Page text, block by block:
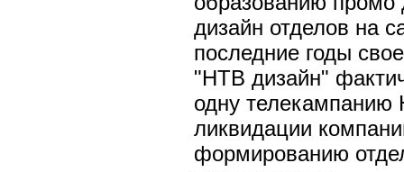
дизайн отделов на
последние годы
"НТВ дизайн"
одну телекампанию
ликвидации
формированию